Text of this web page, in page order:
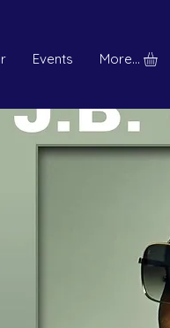
Events More...